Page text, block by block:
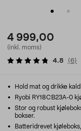
4 999,00
(inkl. moms)
4.8 (6)
Hold mat og drikke
Ryobi RY18CB23A-0
Stor og robust
bokser.
Batteridrevet